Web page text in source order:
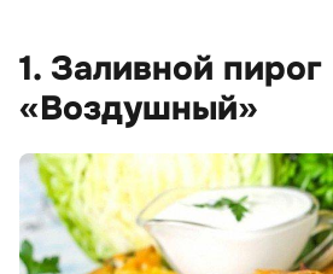
1. Заливной пирог
«Воздушный»